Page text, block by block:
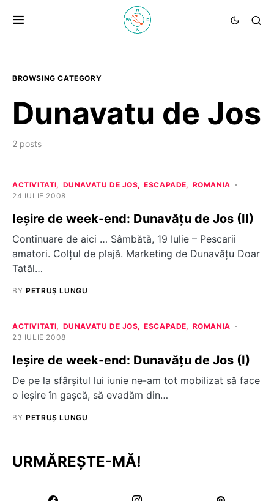
BROWSING CATEGORY
Dunavatu de Jos
2 posts
ACTIVITATI DUNAVATU DE JOS ESCAPADE
ROMANIA
24 IULIE 2008
Ieşire de week-end: Dunavăţu de Jos (II)
Continuare de aici … Sâmbătă, 19 Iulie – Pescarii
amatori. Colţul de plajă. Marketing de Dunavăţu Doar
Tatăl…
BY PETRUȘ LUNGU
ACTIVITATI DUNAVATU DE JOS ESCAPADE
ROMANIA
23 IULIE 2008
Ieşire de week-end: Dunavăţu de Jos (I)
De pe la sfârşitul lui iunie ne-am tot mobilizat să face
o ieşire în gaşcă, să evadăm din…
BY PETRUȘ LUNGU
URMĂREȘTE-MĂ!